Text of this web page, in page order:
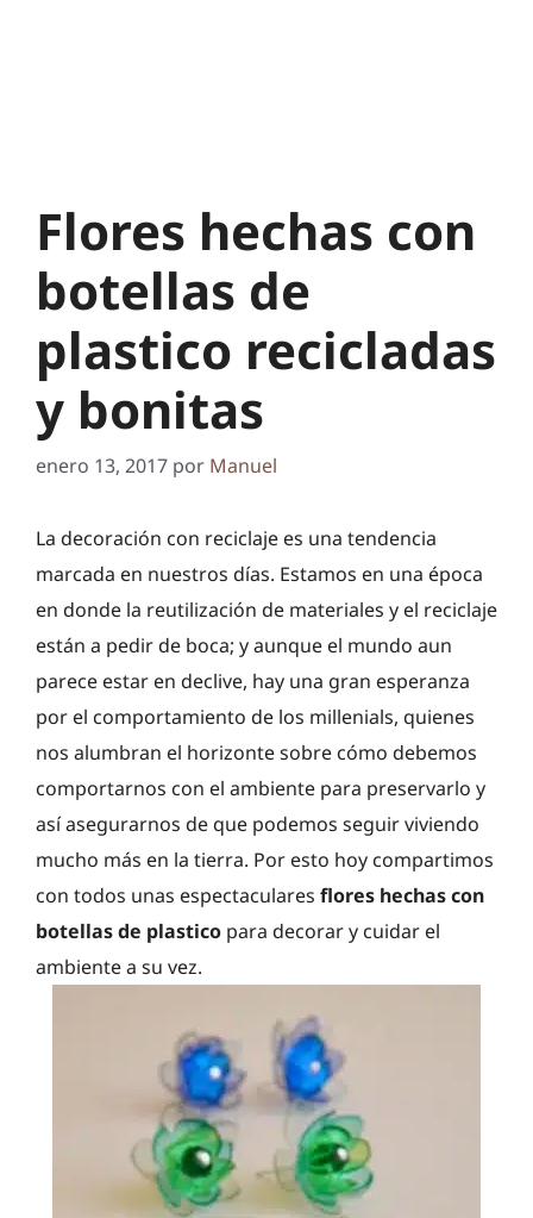
Flores hechas con
botellas de
plastico recicladas
y bonitas
enero 13, 2017 por Manuel
La decoración con reciclaje es una tendencia
marcada en nuestros días. Estamos en una época
en donde la reutilización de materiales y el reciclaje
están a pedir de boca; y aunque el mundo aun
parece estar en declive, hay una gran esperanza
por el comportamiento de los millenials, quienes
nos alumbran el horizonte sobre cómo debemos
comportarnos con el ambiente para preservarlo y
así asegurarnos de que podemos seguir viviendo
mucho más en la tierra. Por esto hoy compartimos
con todos unas espectaculares flores hechas con
botellas de plastico para decorar y cuidar el
ambiente a su vez.